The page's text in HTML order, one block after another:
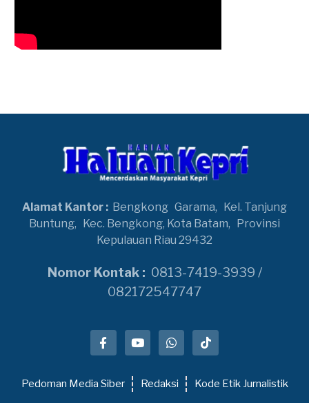
Alamat Kantor : Bengkong Garama, Kel. Tanjung
Buntung, Kec. Bengkong, Kota Batam, Provinsi
Kepulauan Riau 29432
Nomor Kontak : 0813-7419-3939 /
082172547747
Pedoman Media Siber Redaksi Kode Etik Jurnalistik